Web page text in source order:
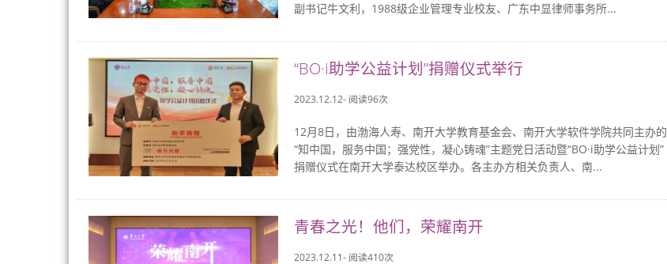
副书记牛文利，1988级企业管理专业校友、广东中显律师事务所...
“BO·i助学公益计划”捐赠仪式举行
2023.12.12- 阅读96次
12月8日，由渤海人寿、南开大学教育基金会、南开大学软件学院共同主办的
“知中国，服务中国；强党性，凝心铸魂”主题党日活动暨“BO·i助学公益计划”
捐赠仪式在南开大学泰达校区举办。各主办方相关负责人、南...
青春之光！他们，荣耀南开
2023.12.11- 阅读410次